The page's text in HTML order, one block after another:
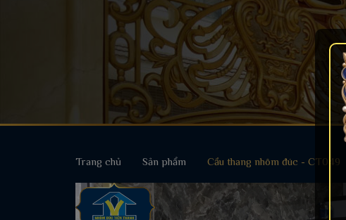
Trang chủ Sản phẩm Cầu thang nhôm đúc - CT049